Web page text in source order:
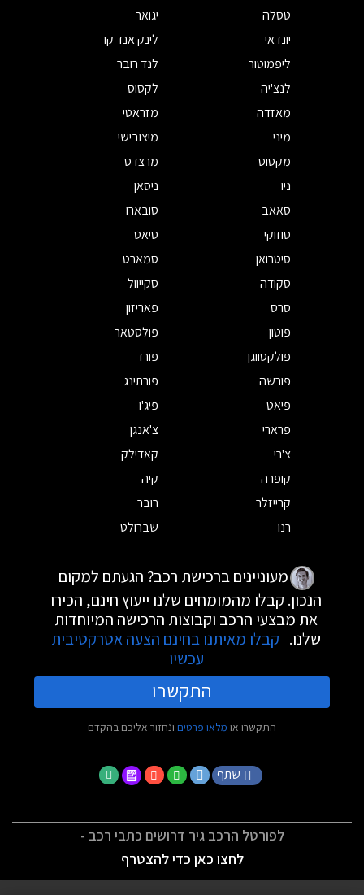
טסלה
יגואר
יונדאי
לינק אנד קו
ליפמוטור
לנד רובר
לנצ'יה
לקסוס
מאזדה
מזראטי
מיני
מיצובישי
מקסוס
מרצדס
ניו
ניסאן
סאאב
סובארו
סוזוקי
סיאט
סיטרואן
סמארט
סקודה
סקייוול
סרס
פאריזון
פוטון
פולסטאר
פולקסווגן
פורד
פורשה
פורתינג
פיאט
פיג'ו
פרארי
צ'אנגן
צ'רי
קאדילק
קופרה
קיה
קרייזלר
רובר
רנו
שברולט
מעוניינים ברכישת רכב? הגעתם למקום
הנכון. קבלו מהמומחים שלנו ייעוץ חינם, הכירו
את מבצעי הרכב וקבוצות הרכישה המיוחדות
שלנו. קבלו מאיתנו בחינם הצעה אטרקטיבית
עכשיו
התקשרו
התקשרו או מלאו פרטים ונחזור אליכם בהקדם
שתף
לפורטל הרכב גיר דרושים כתבי רכב -
לחצו כאן כדי להצטרף